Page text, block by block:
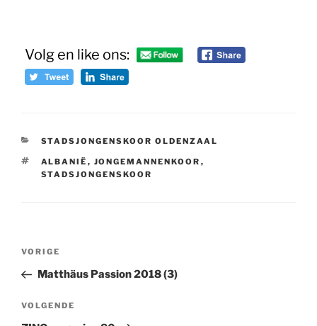
Volg en like ons:
CATEGORIEËN
STADSJONGENSKOOR OLDENZAAL
TAGS
ALBANIË , JONGEMANNENKOOR ,
STADSJONGENSKOOR
Bericht
Vorig
bericht
VORIGE
Matthäus Passion 2018 (3)
Volgend
VOLGENDE